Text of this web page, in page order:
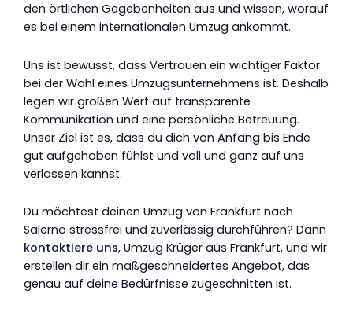
den örtlichen Gegebenheiten aus und wissen, worauf
es bei einem internationalen Umzug ankommt.
Uns ist bewusst, dass Vertrauen ein wichtiger Faktor
bei der Wahl eines Umzugsunternehmens ist. Deshalb
legen wir großen Wert auf transparente
Kommunikation und eine persönliche Betreuung.
Unser Ziel ist es, dass du dich von Anfang bis Ende
gut aufgehoben fühlst und voll und ganz auf uns
verlassen kannst.
Du möchtest deinen Umzug von Frankfurt nach
Salerno stressfrei und zuverlässig durchführen? Dann
kontaktiere uns, Umzug Krüger aus Frankfurt, und wir
erstellen dir ein maßgeschneidertes Angebot, das
genau auf deine Bedürfnisse zugeschnitten ist.